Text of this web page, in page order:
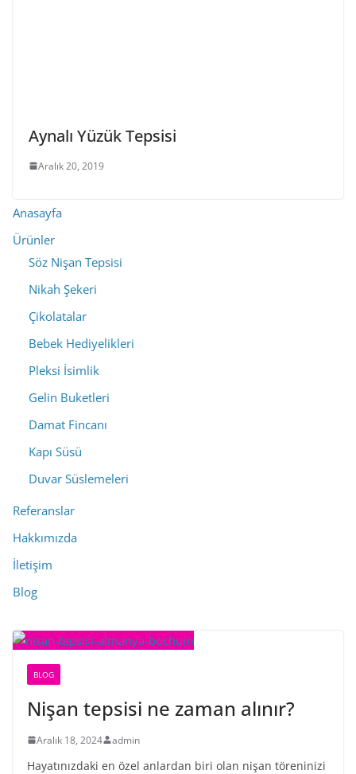
Aynalı Yüzük Tepsisi
Aralık 20, 2019
Anasayfa
Ürünler
Söz Nişan Tepsisi
Nikah Şekeri
Çikolatalar
Bebek Hediyelikleri
Pleksi İsimlik
Gelin Buketleri
Damat Fincanı
Kapı Süsü
Duvar Süslemeleri
Referanslar
Hakkımızda
İletişim
Blog
BLOG
Nişan tepsisi ne zaman alınır?
Aralık 18, 2024 admin
Hayatınızdaki en özel anlardan biri olan nişan töreninizi